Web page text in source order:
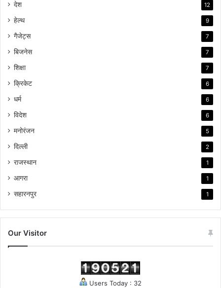
देश 12
हेल्थ 9
गैजेट्स 7
बिजनेस 7
शिक्षा 7
क्रिकेट 6
धर्म 6
विदेश 6
मनोरंजन 5
दिल्ली 2
राजस्थान 1
आगरा 1
सहारनपुर 1
Our Visitor
Users Today : 32